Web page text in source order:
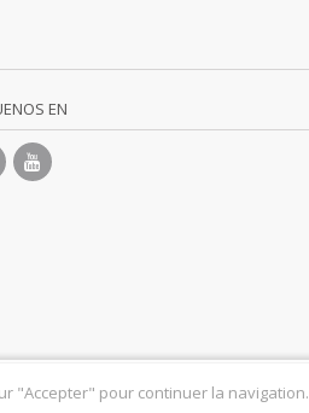
EN
"Accepter" pour continuer la navigation.